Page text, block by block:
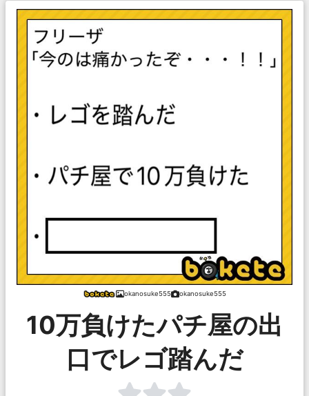
okanosuke555 okanosuke555
10万負けたパチ屋の出
口でレゴ踏んだ